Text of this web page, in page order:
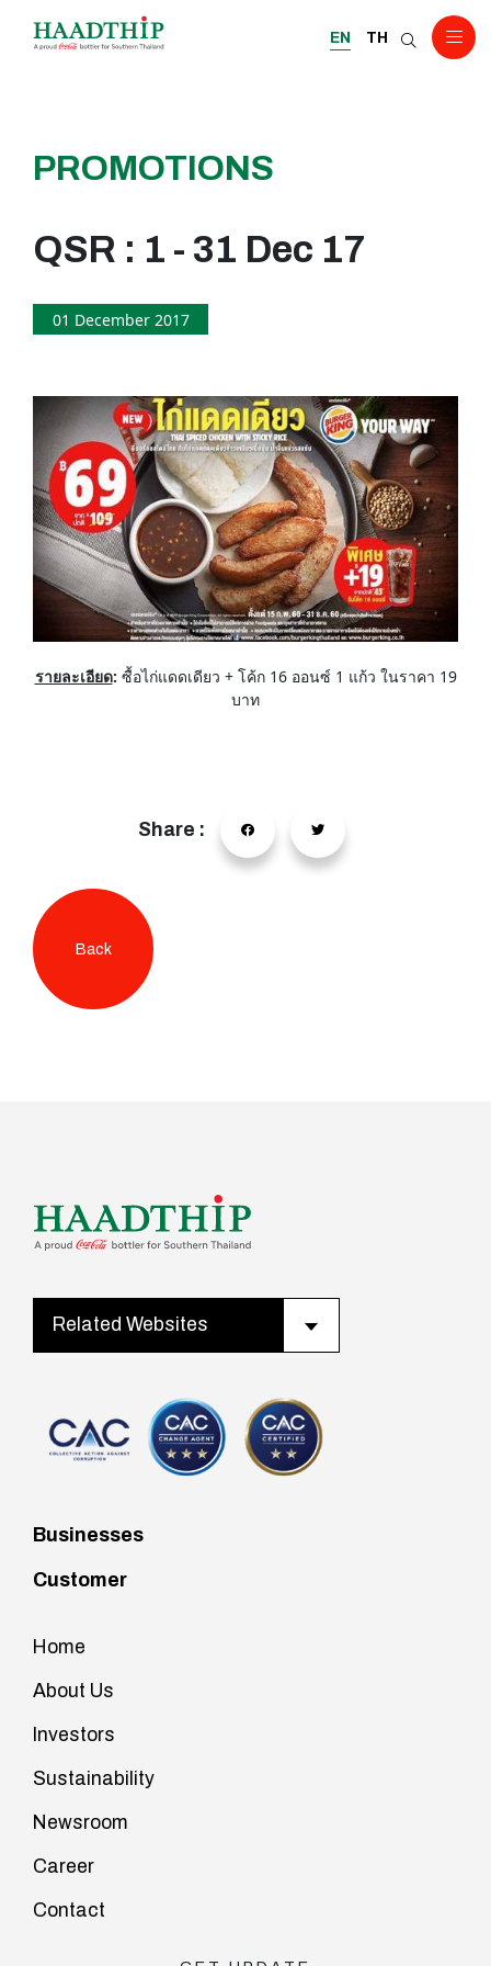
EN TH
PROMOTIONS
QSR : 1 - 31 Dec 17
01 December 2017
รายละเอียด: ซื้อไก่แดดเดียว + โค้ก 16 ออนซ์ 1 แก้ว ในราคา 19
บาท
Share :
Back
Related Websites
Businesses
Customer
Home
About Us
Investors
Sustainability
Newsroom
Career
Contact